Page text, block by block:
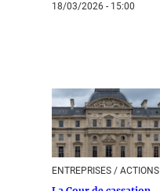
18/03/2026 - 15:00
ENTREPRISES / ACTIONS